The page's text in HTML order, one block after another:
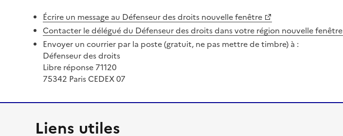
Écrire un message au Défenseur des droits nouvelle fenêtre
Contacter le délégué du Défenseur des droits dans votre région nouvelle fenêtre
Envoyer un courrier par la poste (gratuit, ne pas mettre de timbre) à :
Défenseur des droits
Libre réponse 71120
75342 Paris CEDEX 07
Liens utiles